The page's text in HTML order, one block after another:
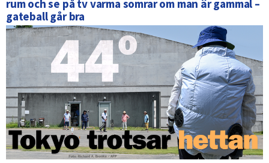
rum och se på tv varma somrar om man är gammal –
gateball går bra